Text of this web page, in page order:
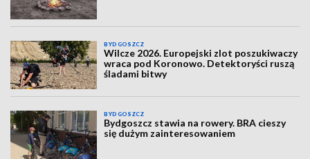
BYDGOSZCZ
Wilcze 2026. Europejski zlot poszukiwaczy
wraca pod Koronowo. Detektoryści ruszą
śladami bitwy
BYDGOSZCZ
Bydgoszcz stawia na rowery. BRA cieszy
się dużym zainteresowaniem